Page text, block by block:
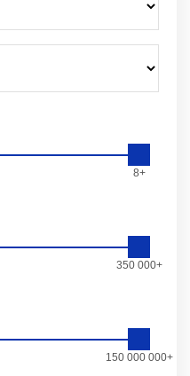
8+
350 000+
150 000 000+